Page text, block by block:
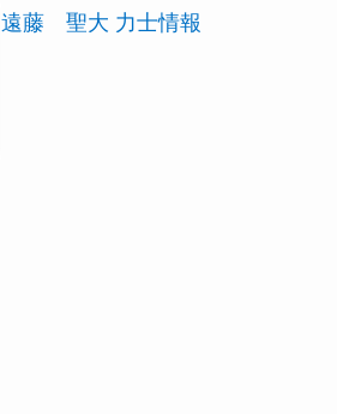
遠藤 聖大 力士情報